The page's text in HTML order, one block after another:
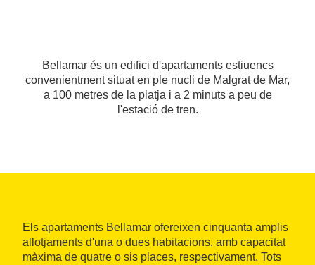
Bellamar és un edifici d'apartaments estiuencs
convenientment situat en ple nucli de Malgrat de Mar,
a 100 metres de la platja i a 2 minuts a peu de
l'estació de tren.
Els apartaments Bellamar ofereixen cinquanta amplis
allotjaments d'una o dues habitacions, amb capacitat
màxima de quatre o sis places, respectivament. Tots